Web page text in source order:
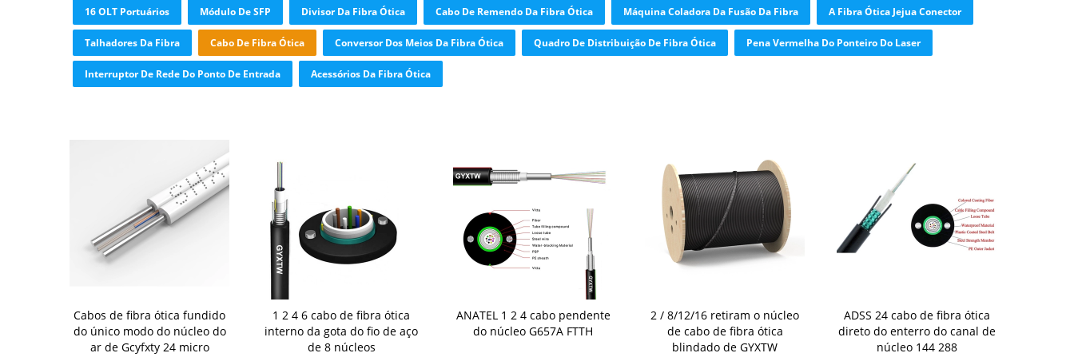
16 OLT Portuários Módulo De SFP Divisor Da Fibra Ótica Cabo De Remendo Da Fibra Ótica Máquina Coladora Da Fusão Da Fibra A Fibra Ótica Jejua Conector
Talhadores Da Fibra Cabo De Fibra Ótica Conversor Dos Meios Da Fibra Ótica Quadro De Distribuição De Fibra Ótica Pena Vermelha Do Ponteiro Do Laser
Interruptor De Rede Do Ponto De Entrada Acessórios Da Fibra Ótica
Cabos de fibra ótica fundido
do único modo do núcleo do
ar de Gcyfxty 24 micro
1 2 4 6 cabo de fibra ótica
interno da gota do fio de aço
de 8 núcleos
ANATEL 1 2 4 cabo pendente
do núcleo G657A FTTH
2 / 8/12/16 retiram o núcleo
de cabo de fibra ótica
blindado de GYXTW
ADSS 24 cabo de fibra ótica
direto do enterro do canal de
núcleo 144 288